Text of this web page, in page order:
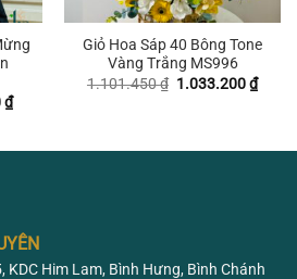
₫Giá
hiện
Giỏ Hoa Sáp 40 Bông Tone
Vàng Trắng MS996
1.101.450₫ Giá
1.033.200₫Giá
hiện
KDC Him Lam, Bình Hưng, Bình Chánh